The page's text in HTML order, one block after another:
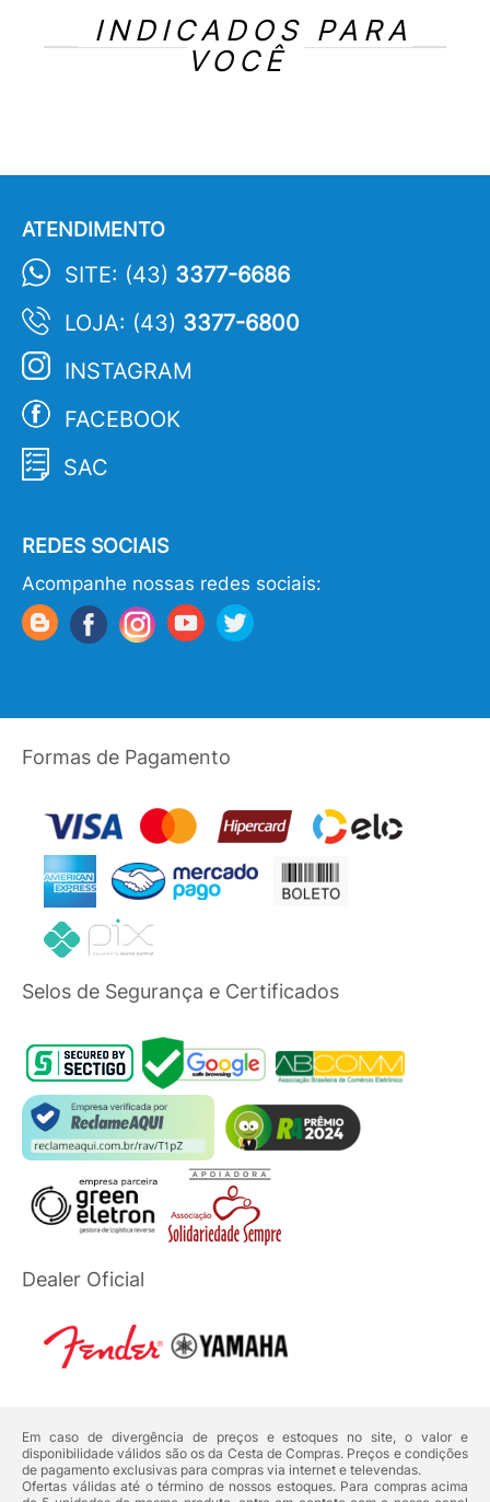
INDICADOS PARA
VOCÊ
ATENDIMENTO
SITE: (43) 3377-6686
LOJA: (43) 3377-6800
INSTAGRAM
FACEBOOK
SAC
REDES SOCIAIS
Acompanhe nossas redes sociais:
Formas de Pagamento
Selos de Segurança e Certificados
Dealer Oficial
Em caso de divergência de preços e estoques no site, o valor e
disponibilidade válidos são os da Cesta de Compras. Preços e condições
de pagamento exclusivas para compras via internet e televendas.
Ofertas válidas até o término de nossos estoques. Para compras acima